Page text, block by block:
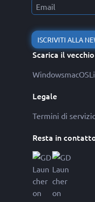
ISCRIVITI ALLA
Scarica il
WindowsmacOS
Legale
Termini di
Resta in